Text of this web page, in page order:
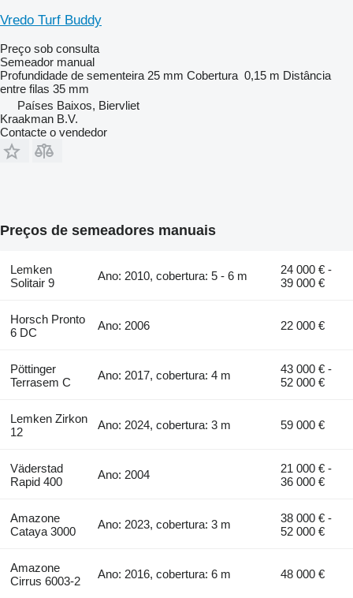
Vredo Turf Buddy
Preço sob consulta
Semeador manual
Profundidade de sementeira 25 mm Cobertura 0,15 m Distância
entre filas 35 mm
Países Baixos, Biervliet
Kraakman B.V.
Contacte o vendedor
Preços de semeadores manuais
Lemken
Solitair 9
Ano: 2010, cobertura: 5 - 6 m
24 000 € -
39 000 €
Horsch Pronto
6 DC
Ano: 2006 22 000 €
Pöttinger
Terrasem C
Ano: 2017, cobertura: 4 m
43 000 € -
52 000 €
Lemken Zirkon
12
Ano: 2024, cobertura: 3 m 59 000 €
Väderstad
Rapid 400
Ano: 2004
21 000 € -
36 000 €
Amazone
Cataya 3000
Ano: 2023, cobertura: 3 m
38 000 € -
52 000 €
Amazone
Cirrus 6003-2
Ano: 2016, cobertura: 6 m 48 000 €